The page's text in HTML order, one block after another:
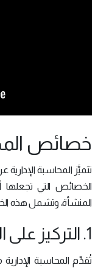
خصائص
تتميَّز المحاسبة
الخصائص التي
المنشأة، وتشمل هذه
1. التركيز على المعلومات الداخلية:
تُقدِّم المحاسبة